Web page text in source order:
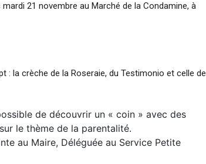
21 novembre au Marché de la Condamine, à
la crèche de la Roseraie, du Testimonio et celle de
de découvrir un « coin » avec des
le thème de la parentalité.
au Maire, Déléguée au Service Petite